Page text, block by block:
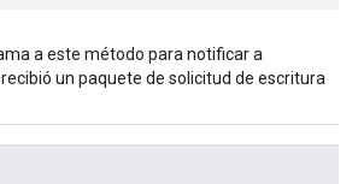
a este método para notificar a
un paquete de solicitud de escritura